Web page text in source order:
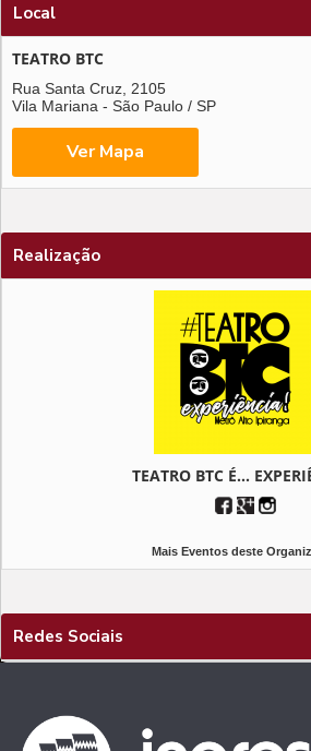
Local
TEATRO BTC
Rua Santa Cruz, 2105
Vila Mariana - São Paulo / SP
Realização
TEATRO BTC É...
Mais Eventos deste
Redes Sociais